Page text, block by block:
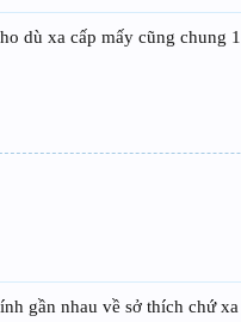
dù xa cấp mấy cũng chung
gần nhau về sở thích chứ